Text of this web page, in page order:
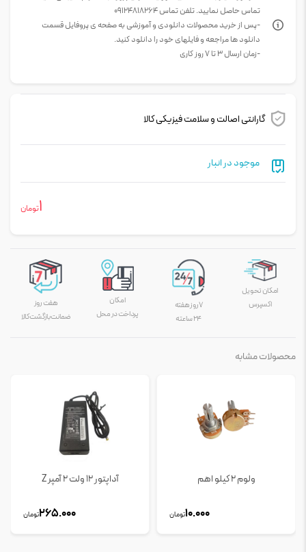
تماس حاصل نمایید. تلفن تماس 09124818264
-پس از خرید محصولات دانلودی و آموزشی به صفحه ی پروفایل قسمت
دانلود ها مراجعه و فایلهای خود را دانلود کنید.
-زمان ارسال 3 تا 7 روز کاری
گارانتی اصالت و سلامت فیزیکی کالا
موجود در انبار
1تومان
امکان تحویل
اکسپرس
۷ روز هفته
۲۴ ساعته
امکان
پرداخت در محل
هفت روز
ضمانت بازگشت کالا
محصولات مشابه
ولوم 2 کیلو اهم
10.000تومان
آداپتور 12 ولت ۲ آمپر Z
265.000تومان